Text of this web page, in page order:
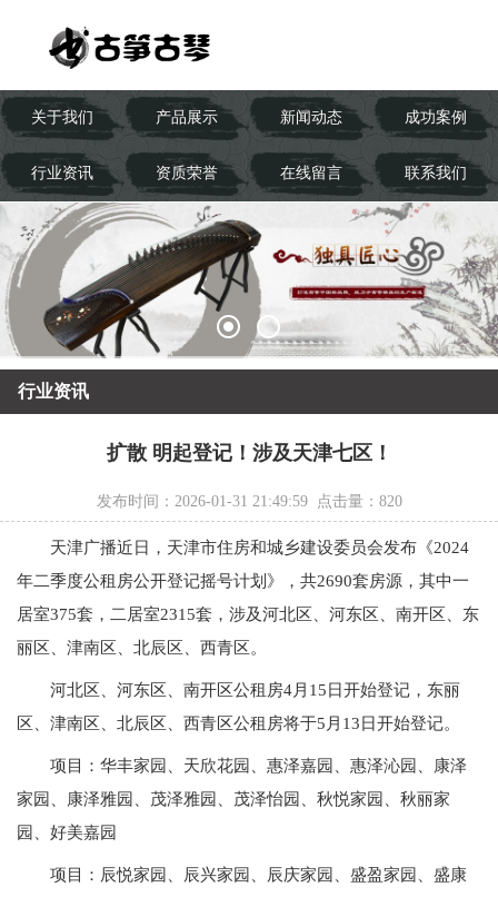
关于我们 产品展示 新闻动态 成功案例
行业资讯 资质荣誉 在线留言 联系我们
行业资讯
扩散 明起登记！涉及天津七区！
发布时间：2026-01-31 21:49:59 点击量： 820
天津广播近日，天津市住房和城乡建设委员会发布《2024
年二季度公租房公开登记摇号计划》，共2690套房源，其中一
居室375套，二居室2315套，涉及河北区、河东区、南开区、东
丽区、津南区、北辰区、西青区。
河北区、河东区、南开区公租房4月15日开始登记，东丽
区、津南区、北辰区、西青区公租房将于5月13日开始登记。
项目：华丰家园、天欣花园、惠泽嘉园、惠泽沁园、康泽
家园、康泽雅园、茂泽雅园、茂泽怡园、秋悦家园、秋丽家
园、好美嘉园
项目：辰悦家园、辰兴家园、辰庆家园、盛盈家园、盛康